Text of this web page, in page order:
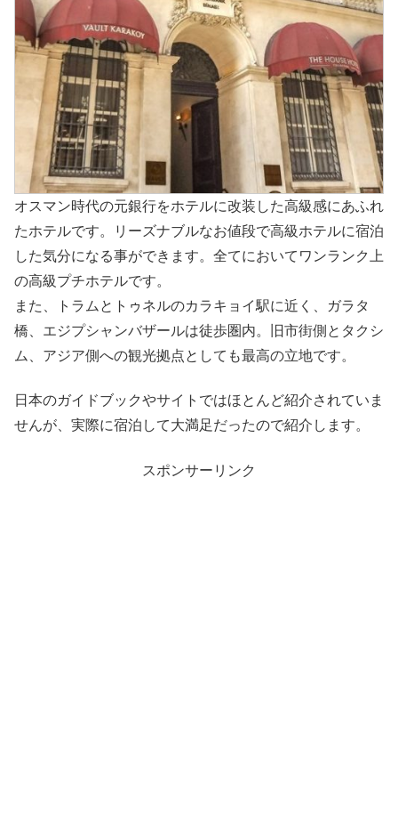
オスマン時代の元銀行をホテルに改装した高級感にあふれ
たホテルです。リーズナブルなお値段で高級ホテルに宿泊
した気分になる事ができます。全てにおいてワンランク上
の高級プチホテルです。
また、トラムとトゥネルのカラキョイ駅に近く、ガラタ
橋、エジプシャンバザールは徒歩圏内。旧市街側とタクシ
ム、アジア側への観光拠点としても最高の立地です。
日本のガイドブックやサイトではほとんど紹介されていま
せんが、実際に宿泊して大満足だったので紹介します。
スポンサーリンク